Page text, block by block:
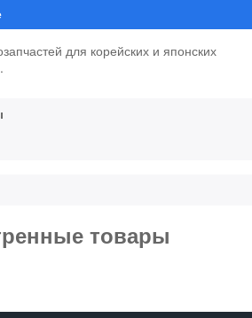
для корейских и японских
товары